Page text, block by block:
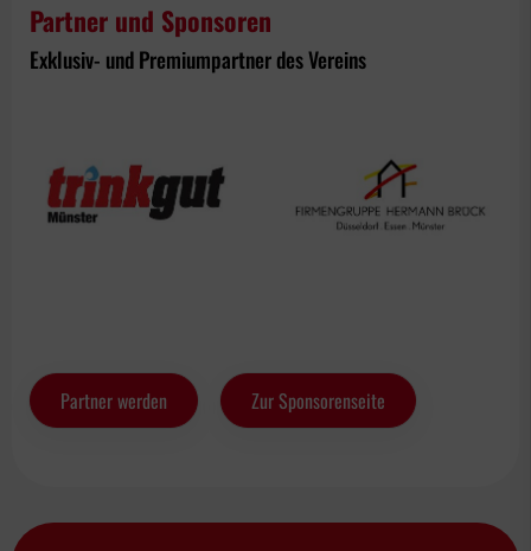
Partner und Sponsoren
Exklusiv- und Premiumpartner des Vereins
Partner werden Zur Sponsorenseite